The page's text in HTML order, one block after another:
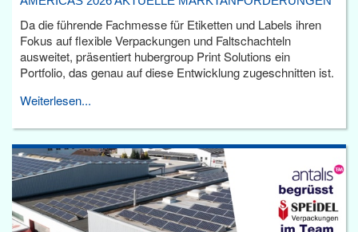
Da die führende Fachmesse für Etiketten und Labels ihren
Fokus auf flexible Verpackungen und Faltschachteln
ausweitet, präsentiert hubergroup Print Solutions ein
Portfolio, das genau auf diese Entwicklung zugeschnitten ist.
Weiterlesen...